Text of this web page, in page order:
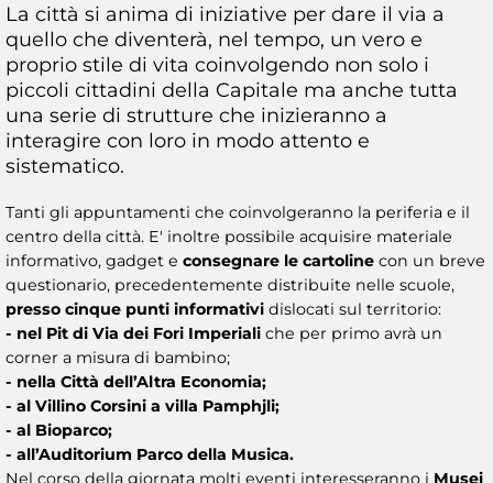
La città si anima di iniziative per dare il via a
quello che diventerà, nel tempo, un vero e
proprio stile di vita coinvolgendo non solo i
piccoli cittadini della Capitale ma anche tutta
una serie di strutture che inizieranno a
interagire con loro in modo attento e
sistematico.
Tanti gli appuntamenti che coinvolgeranno la periferia e il
centro della città. E' inoltre possibile acquisire materiale
informativo, gadget e consegnare le cartoline con un breve
questionario, precedentemente distribuite nelle scuole,
presso cinque punti informativi dislocati sul territorio:
- nel Pit di Via dei Fori Imperiali che per primo avrà un
corner a misura di bambino;
- nella Città dell’Altra Economia;
- al Villino Corsini a villa Pamphjli;
- al Bioparco;
- all’Auditorium Parco della Musica.
Nel corso della giornata molti eventi interesseranno i Musei